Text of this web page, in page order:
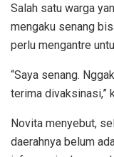
Salah satu warga
mengaku senang
perlu mengantre
“Saya senang.
terima divaksinasi,”
Novita menyebut,
daerahnya belum